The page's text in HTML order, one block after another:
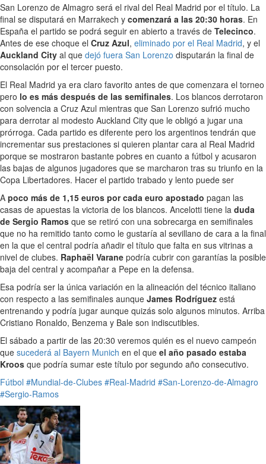
San Lorenzo de Almagro será el rival del Real Madrid por el título. La
final se disputará en Marrakech y comenzará a las 20:30 horas. En
España el partido se podrá seguir en abierto a través de Telecinco.
Antes de ese choque el Cruz Azul, eliminado por el Real Madrid, y el
Auckland City al que dejó fuera San Lorenzo disputarán la final de
consolación por el tercer puesto.
El Real Madrid ya era claro favorito antes de que comenzara el torneo
pero lo es más después de las semifinales. Los blancos derrotaron
con solvencia a Cruz Azul mientras que San Lorenzo sufrió mucho
para derrotar al modesto Auckland City que le obligó a jugar una
prórroga. Cada partido es diferente pero los argentinos tendrán que
incrementar sus prestaciones si quieren plantar cara al Real Madrid
porque se mostraron bastante pobres en cuanto a fútbol y acusaron
las bajas de algunos jugadores que se marcharon tras su triunfo en la
Copa Libertadores. Hacer el partido trabado y lento puede ser
A poco más de 1,15 euros por cada euro apostado pagan las
casas de apuestas la victoria de los blancos. Ancelotti tiene la duda
de Sergio Ramos que se retiró con una sobrecarga en semifinales
que no ha remitido tanto como le gustaría al sevillano de cara a la final
en la que el central podría añadir el título que falta en sus vitrinas a
nivel de clubes. Raphaël Varane podría cubrir con garantías la posible
baja del central y acompañar a Pepe en la defensa.
Esa podría ser la única variación en la alineación del técnico italiano
con respecto a las semifinales aunque James Rodríguez está
entrenando y podría jugar aunque quizás solo algunos minutos. Arriba
Cristiano Ronaldo, Benzema y Bale son indiscutibles.
El sábado a partir de las 20:30 veremos quién es el nuevo campeón
que sucederá al Bayern Munich en el que el año pasado estaba
Kroos que podría sumar este título por segundo año consecutivo.
Fútbol #Mundial-de-Clubes #Real-Madrid #San-Lorenzo-de-Almagro
#Sergio-Ramos